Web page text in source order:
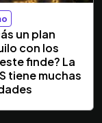
un plan
con los
finde? La
tiene muchas